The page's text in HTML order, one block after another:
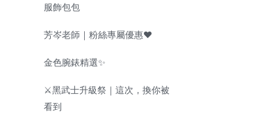
服飾包包
芳岑老師｜粉絲專屬優惠❤️
金色腕錶精選✨
⚔️黑武士升級祭｜這次，換你被
看到